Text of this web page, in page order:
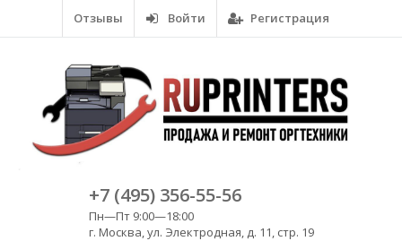
Отзывы Войти Регистрация
+7 (495) 356-55-56
Пн—Пт 9:00—18:00
г. Москва, ул. Электродная, д. 11, стр. 19